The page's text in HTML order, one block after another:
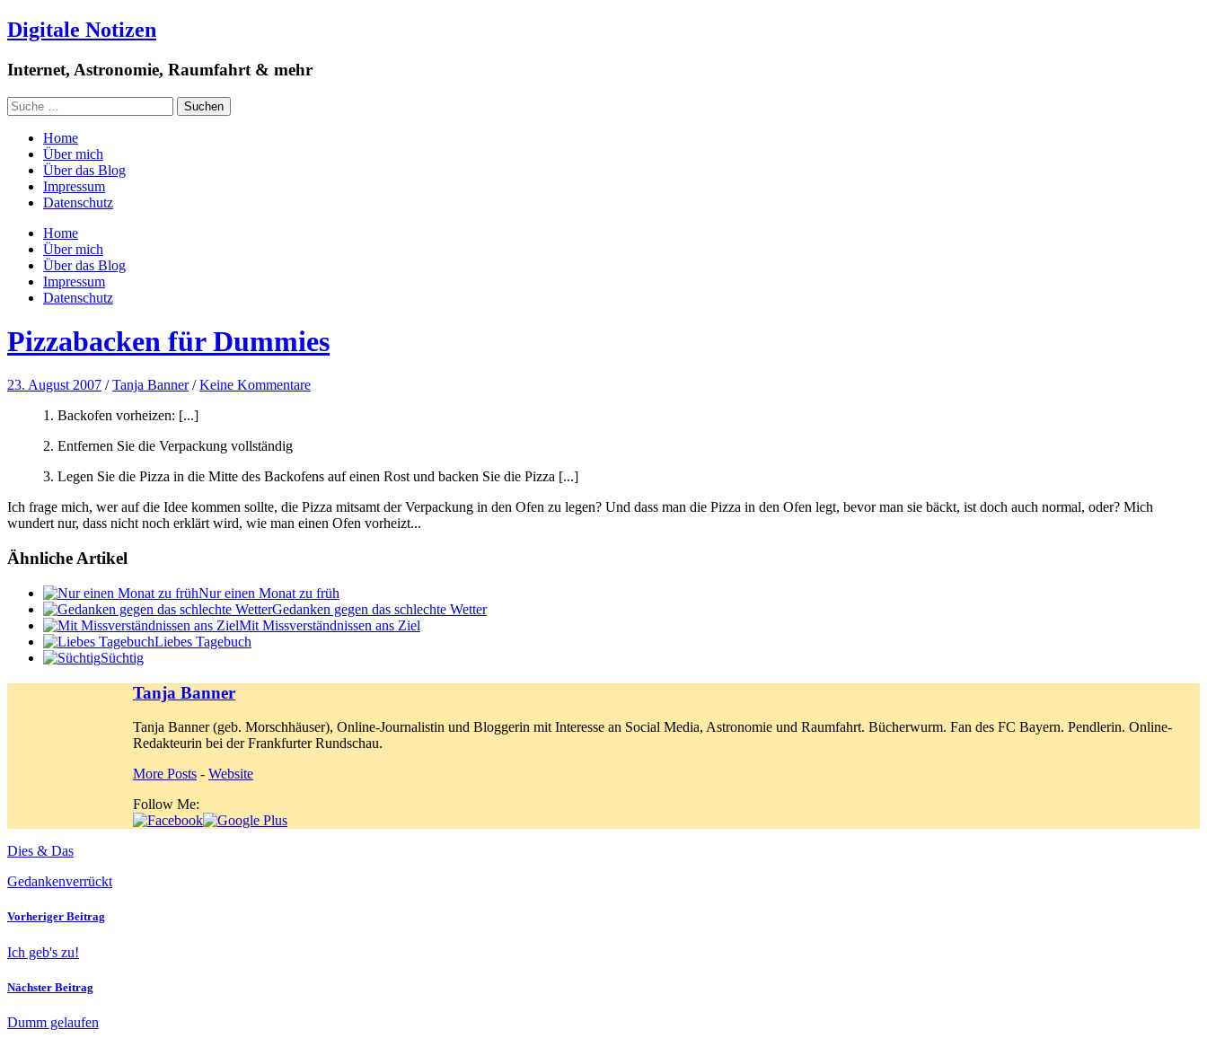
Digitale Notizen
Internet, Astronomie, Raumfahrt & mehr
Home
Über mich
Über das Blog
Impressum
Datenschutz
Home
Über mich
Über das Blog
Impressum
Datenschutz
Pizzabacken für Dummies
23. August 2007 /Tanja Banner /Keine Kommentare
1. Backofen vorheizen: [...]
2. Entfernen Sie die Verpackung vollständig
3. Legen Sie die Pizza in die Mitte des Backofens auf einen Rost und backen Sie die Pizza [...]
Ich frage mich, wer auf die Idee kommen sollte, die Pizza mitsamt der Verpackung in den Ofen zu legen? Und dass man die Pizza in den Ofen legt, bevor man sie bäckt, ist doch auch normal, oder? Mich
wundert nur, dass nicht noch erklärt wird, wie man einen Ofen vorheizt...
Ähnliche Artikel
Nur einen Monat zu früh
Gedanken gegen das schlechte Wetter
Mit Missverständnissen ans Ziel
Liebes Tagebuch
Süchtig
Tanja Banner
Tanja Banner (geb. Morschhäuser), Online-Journalistin und Bloggerin mit Interesse an Social Media, Astronomie und Raumfahrt. Bücherwurm. Fan des FC Bayern. Pendlerin. Online-
Redakteurin bei der Frankfurter Rundschau.
More Posts - Website
Follow Me:
Dies & Das
Gedankenverrückt
Vorheriger Beitrag
Ich geb's zu!
Nächster Beitrag
Dumm gelaufen